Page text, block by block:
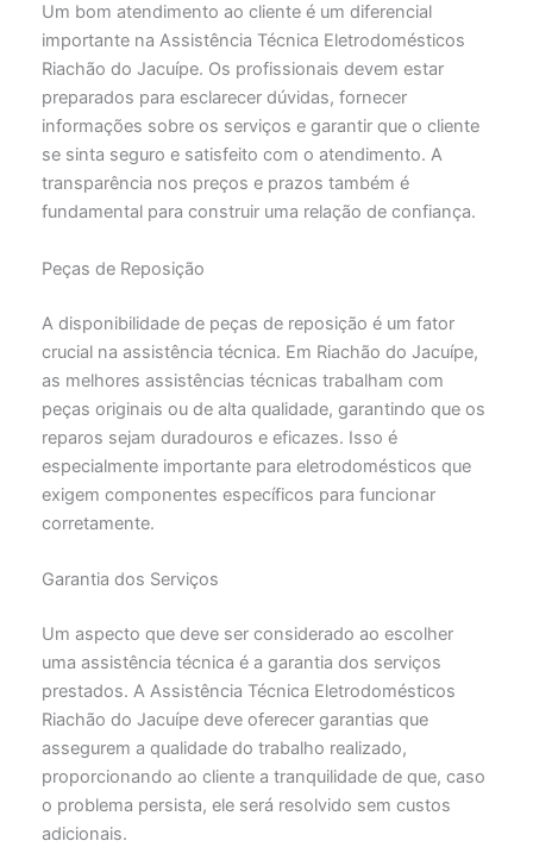
Um bom atendimento ao cliente é um diferencial
importante na Assistência Técnica Eletrodomésticos
Riachão do Jacuípe. Os profissionais devem estar
preparados para esclarecer dúvidas, fornecer
informações sobre os serviços e garantir que o cliente
se sinta seguro e satisfeito com o atendimento. A
transparência nos preços e prazos também é
fundamental para construir uma relação de confiança.
Peças de Reposição
A disponibilidade de peças de reposição é um fator
crucial na assistência técnica. Em Riachão do Jacuípe,
as melhores assistências técnicas trabalham com
peças originais ou de alta qualidade, garantindo que os
reparos sejam duradouros e eficazes. Isso é
especialmente importante para eletrodomésticos que
exigem componentes específicos para funcionar
corretamente.
Garantia dos Serviços
Um aspecto que deve ser considerado ao escolher
uma assistência técnica é a garantia dos serviços
prestados. A Assistência Técnica Eletrodomésticos
Riachão do Jacuípe deve oferecer garantias que
assegurem a qualidade do trabalho realizado,
proporcionando ao cliente a tranquilidade de que, caso
o problema persista, ele será resolvido sem custos
adicionais.